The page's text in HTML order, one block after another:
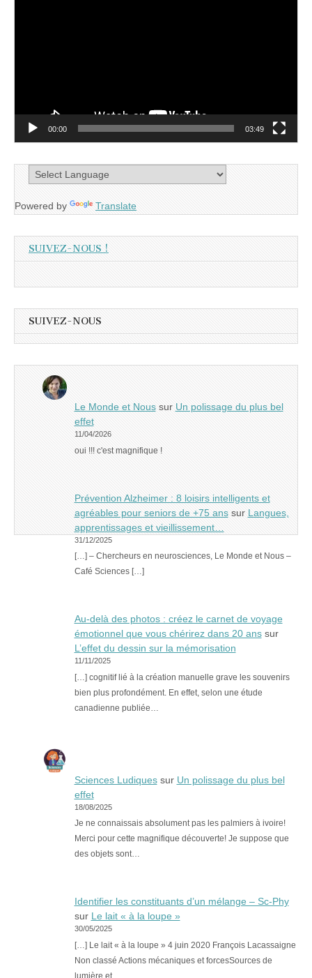
00:00 03:49
Powered by Translate
SUIVEZ-NOUS !
SUIVEZ-NOUS
Le Monde et Noussur Un polissage du plus bel
effet
11/04/2026
oui !!! c'est magnifique !
Prévention Alzheimer : 8 loisirs intelligents et
agréables pour seniors de +75 anssur Langues,
apprentissages et vieillissement…
31/12/2025
[…] – Chercheurs en neurosciences, Le Monde et Nous –
Café Sciences […]
Au-delà des photos : créez le carnet de voyage
émotionnel que vous chérirez dans 20 anssur
L’effet du dessin sur la mémorisation
11/11/2025
[…] cognitif lié à la création manuelle grave les souvenirs
bien plus profondément. En effet, selon une étude
canadienne publiée…
Sciences Ludiquessur Un polissage du plus bel
effet
18/08/2025
Je ne connaissais absolument pas les palmiers à ivoire!
Merci pour cette magnifique découverte! Je suppose que
des objets sont…
Identifier les constituants d’un mélange – Sc-Phy
sur Le lait « à la loupe »
30/05/2025
[…] Le lait « à la loupe » 4 juin 2020 François Lacassaigne
Non classé Actions mécaniques et forcesSources de
lumière et…